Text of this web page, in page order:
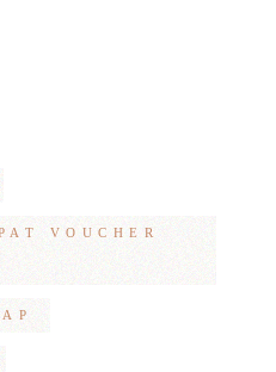
VOUCHER